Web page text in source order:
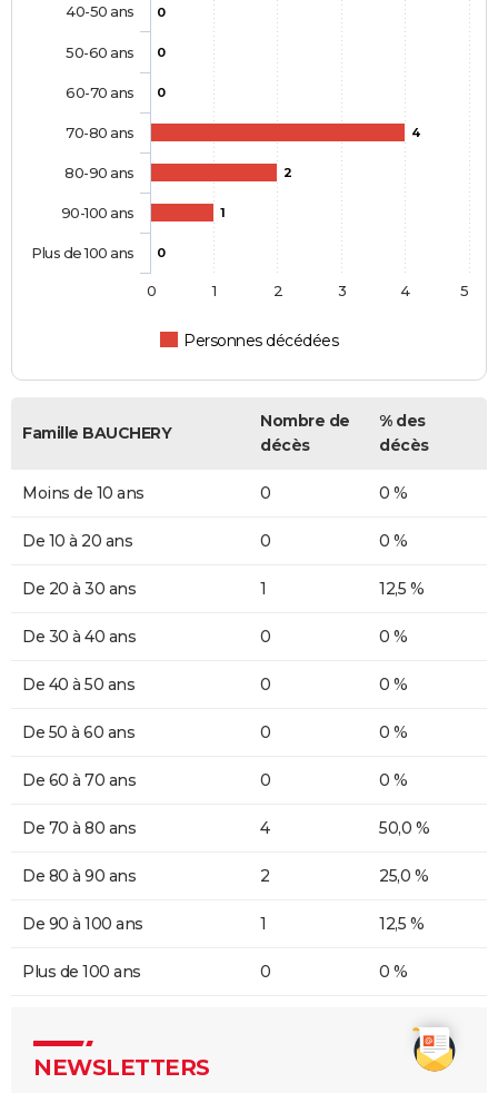
0
0
0
4
2
1
0
Personnes décédées
40-50 ans
50-60 ans
60-70 ans
70-80 ans
80-90 ans
90-100 ans
Plus de 100 ans
0 1 2 3 4 5
Famille BAUCHERY
Nombre de
décès
% des
décès
Moins de 10 ans 0 0 %
De 10 à 20 ans 0 0 %
De 20 à 30 ans 1 12,5 %
De 30 à 40 ans 0 0 %
De 40 à 50 ans 0 0 %
De 50 à 60 ans 0 0 %
De 60 à 70 ans 0 0 %
De 70 à 80 ans 4 50,0 %
De 80 à 90 ans 2 25,0 %
De 90 à 100 ans 1 12,5 %
Plus de 100 ans 0 0 %
NEWSLETTERS